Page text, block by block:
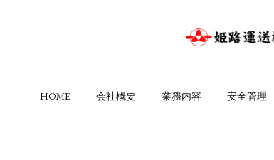
HOME 会社概要 業務内容 安全管理